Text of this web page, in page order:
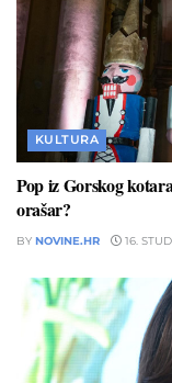
KULTURA
Pop iz Gorskog
orašar?
BY NOVINE.HR 16.